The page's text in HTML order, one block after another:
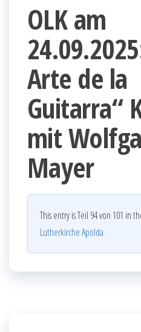
OLK am
Arte de la
Guitarra“
mit
Mayer
This entry is Teil 94 von 101 in
Lutherkirche Apolda